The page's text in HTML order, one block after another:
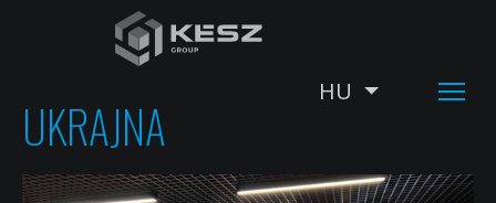
HU További
UKRAJNA